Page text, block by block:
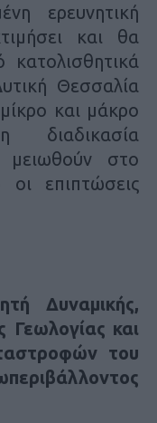
ερευνητική
και θα
Θεσσαλία
και μάκρο
διαδικασία
μειωθούν στο
οι επιπτώσεις
Δυναμικής,
Γεωλογίας και
του